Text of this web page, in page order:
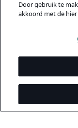
Door gebruik te
akkoord met de